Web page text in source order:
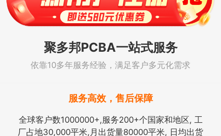
聚多邦PCBA一站式服务
依靠10多年服务经验，满足客户多元化需求
服务高效，售后保障
全球客户数1000000+,服务200+个国家和地区, 工
厂占地30,000平米,月出货量80000平米, 日均出货